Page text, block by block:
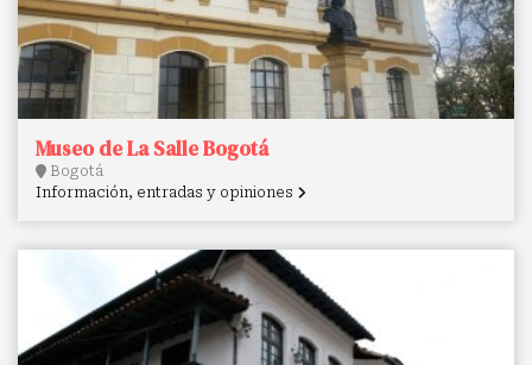
Museo de La Salle Bogotá
Bogotá
Información, entradas y opiniones